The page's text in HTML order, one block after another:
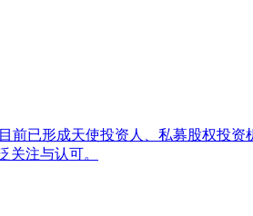
已形成天使投资人、私募股权投
关注与认可。